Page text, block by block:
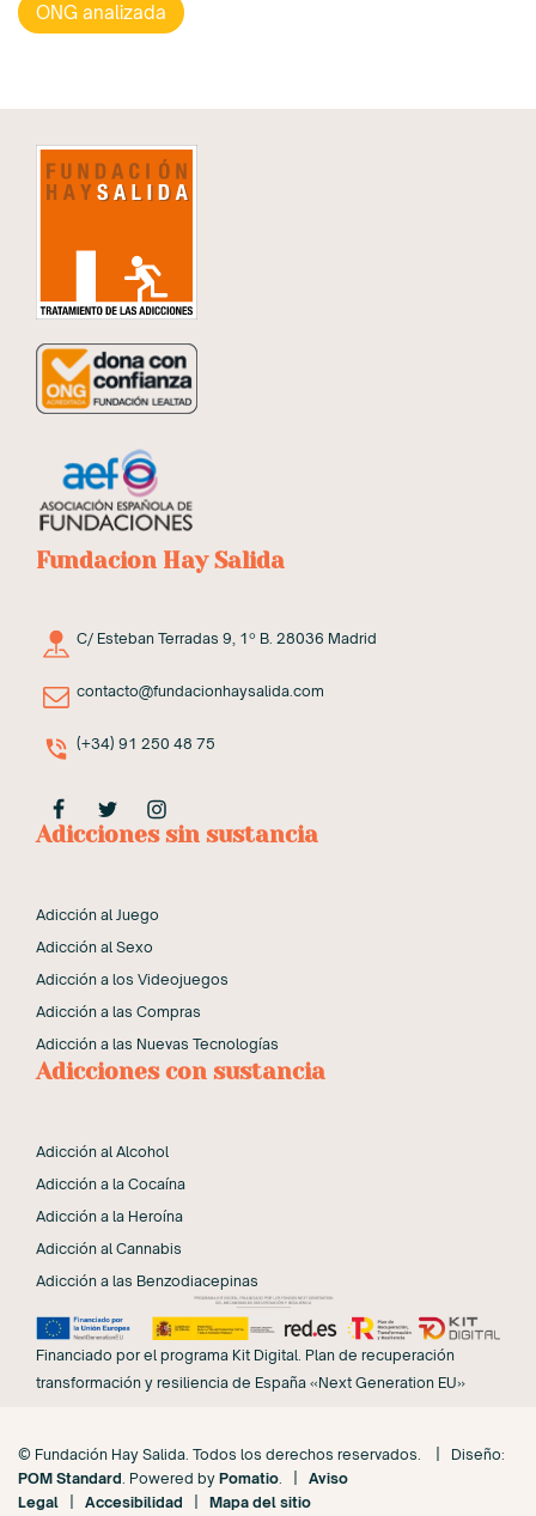
ONG analizada
Fundacion Hay Salida
C/ Esteban Terradas 9, 1º B. 28036 Madrid
contacto@fundacionhaysalida.com
(+34) 91 250 48 75
Adicciones sin sustancia
Adicción al Juego
Adicción al Sexo
Adicción a los Videojuegos
Adicción a las Compras
Adicción a las Nuevas Tecnologías
Adicciones con sustancia
Adicción al Alcohol
Adicción a la Cocaína
Adicción a la Heroína
Adicción al Cannabis
Adicción a las Benzodiacepinas
Financiado por el programa Kit Digital. Plan de recuperación
transformación y resiliencia de España «Next Generation EU»
© Fundación Hay Salida. Todos los derechos reservados. | Diseño:
POM Standard . Powered by Pomatio
Aviso
Legal
Accesibilidad Mapa del sitio